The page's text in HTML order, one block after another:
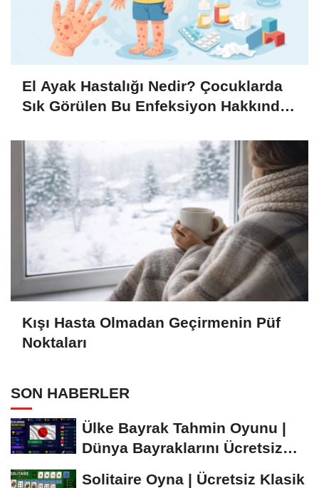
El Ayak Hastalığı Nedir? Çocuklarda
Sık Görülen Bu Enfeksiyon Hakkında
Kışı Hasta Olmadan Geçirmenin Püf
Noktaları
SON HABERLER
Ülke Bayrak Tahmin Oyunu |
Dünya Bayraklarını Ücretsiz
Solitaire Oyna | Ücretsiz Klasik